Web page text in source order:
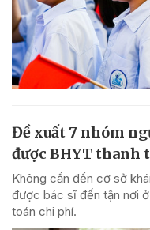
Đề xuất 7 nhóm
được BHYT thanh
Không cần đến cơ sở
được bác sĩ đến tận nơi
toán chi phí.